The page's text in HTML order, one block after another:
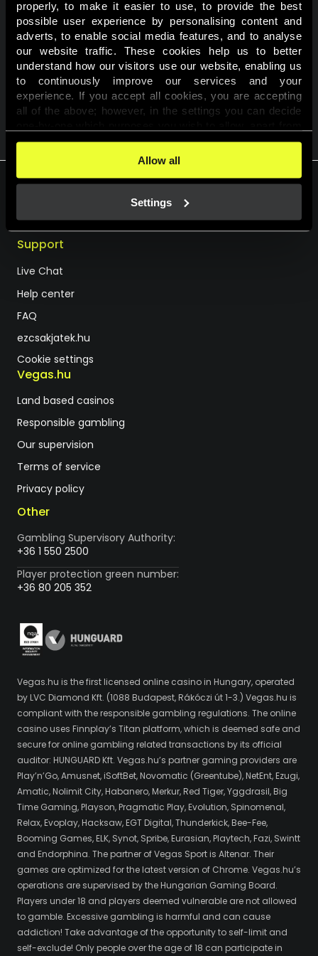
properly, to make it easier to use, to provide the best
possible user experience by personalising content and
adverts, to enable social media features, and to analyse
our website traffic. These cookies help us to better
understand how our visitors use our website, enabling us
to continuously improve our services and your
experience. If you accept all cookies, you are accepting
all of the above; however, in the settings you can decide
the cookies that are essential for the website to function.
You can find more information about the cookies used on
Allow all
Settings
A nyereményjátékban való részvételhez a felhasználói
fiókodban a személyes profiloldalon hozzájárulást kell adnod,
hogy részt kívánsz venni a promóciókban!
Részvételi feltételek
Support
Live Chat
Help center
FAQ
ezcsakjatek.hu
Cookie settings
Vegas.hu
Land based casinos
Responsible gambling
Our supervision
Terms of service
Privacy policy
Other
Gambling Supervisory Authority:
+36 1 550 2500
Player protection green number:
+36 80 205 352
Vegas.hu is the first licensed online casino in Hungary, operated
by LVC Diamond Kft. (1088 Budapest, Rákóczi út 1-3.) Vegas.hu is
compliant with the responsible gambling regulations. The online
casino uses Finnplay’s Titan platform, which is deemed safe and
secure for online gambling related transactions by its official
auditor: HUNGUARD Kft. Vegas.hu’s partner gaming providers are
Play’n’Go, Amusnet, iSoftBet, Novomatic (Greentube), NetEnt, Ezugi,
Amatic, Nolimit City, Habanero, Merkur, Red Tiger, Yggdrasil, Big
Time Gaming, Playson, Pragmatic Play, Evolution, Spinomenal,
Relax, Evoplay, Hacksaw, EGT Digital, Thunderkick, Bee-Fee,
Booming Games, ELK, Synot, Spribe, Eurasian, Playtech, Fazi, Swintt
and Endorphina. The partner of Vegas Sport is Altenar. Their
games are optimized for the latest version of Chrome. Vegas.hu’s
operations are supervised by the Hungarian Gaming Board.
Players under 18 and players deemed vulnerable are not allowed
to gamble. Excessive gambling is harmful and can cause
addiction! Take advantage of the opportunity to self-limit and
self-exclude! Only people over the age of 18 can participate in